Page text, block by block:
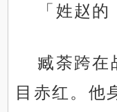
「姓赵
臧荼跨在
目赤红。他